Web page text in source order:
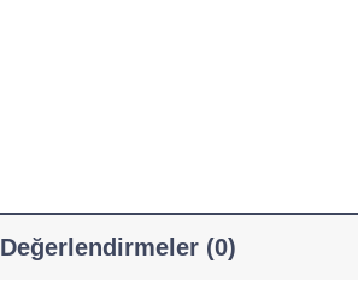
Değerlendirmeler (0)